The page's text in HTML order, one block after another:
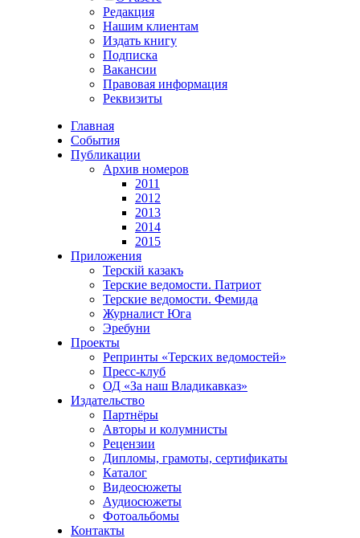
Редакция
Нашим клиентам
Издать книгу
Подписка
Вакансии
Правовая информация
Реквизиты
Главная
События
Публикации
Архив номеров
2011
2012
2013
2014
2015
Приложения
Терскiй казакъ
Терские ведомости. Патриот
Терские ведомости. Фемида
Журналист Юга
Эребуни
Проекты
Репринты «Терских ведомостей»
Пресс-клуб
ОД «За наш Владикавказ»
Издательство
Партнёры
Авторы и колумнисты
Рецензии
Дипломы, грамоты, сертификаты
Каталог
Видеосюжеты
Аудиосюжеты
Фотоальбомы
Контакты